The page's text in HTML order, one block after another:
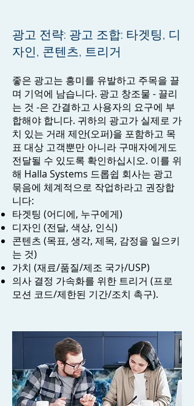
광고 전략: 광고 조합: 타겟팅, 디
자인, 콘텐츠, 트리거
좋은 광고는 흥미를 유발하고 주목을 끌
며 기억에 남습니다. 광고 창조물 - 끌리
는 것 -은 간결하고 사용자의 요구에 부
합해야 합니다. 귀하의 광고가 실제로 가
치 있는 거래 제안(오퍼)을 포함하고 목
표 대상 고객뿐만 아니라 구매자에게도
전달될 수 있도록 확인하십시오. 이를 위
해 Halla Systems 드롭쉽 회사는 광고
묶음에 체계적으로 작업하라고 권장합
니다:
타겟팅 (어디에, 누구에게)
디자인 (전달, 색상, 인식)
콘텐츠 (목표, 생각, 제목, 감정을 일으키
는 것)
가치 (재료/품질/제조 국가/USP)
의사 결정 가속화를 위한 트리거 (프로
모션 코드/제한된 기간/조치 촉구).